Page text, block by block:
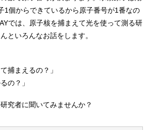
1個からできているから原子番号が1番なの
では、原子核を捕まえて光を使って測る研
といろんなお話をします。
捕まえるの？」
の？」
究者に聞いてみませんか？